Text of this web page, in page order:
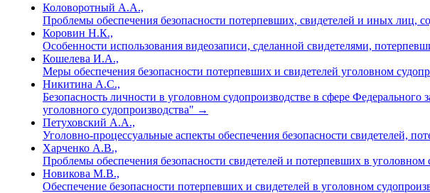
Коловоротный А.А.,
Проблемы обеспечения безопасности потерпевших, свидетелей и иных лиц,
Коровин Н.К.,
Особенности использования видеозаписи, сделанной свидетелями,
Кошелева И.А.,
Меры обеспечения безопасности потерпевших и свидетелей уголовном
Никитина А.С.,
Безопасность личности в уголовном судопроизводстве в сфере
уголовного судопроизводства" →
Петуховский А.А.,
Уголовно-процессуальные аспекты обеспечения безопасности свидетелей,
Харченко А.В.,
Проблемы обеспечения безопасности свидетелей и потерпевших в уголовном
Новикова М.В.,
Обеспечение безопасности потерпевших и свидетелей в уголовном